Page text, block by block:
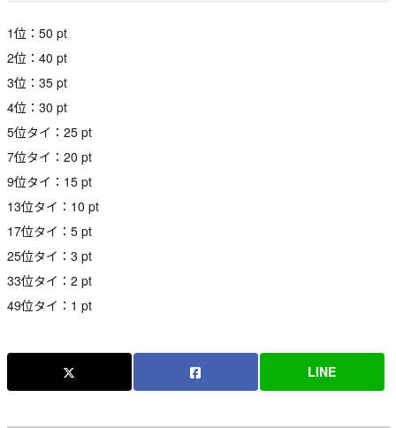
1位：50 pt
2位：40 pt
3位：35 pt
4位：30 pt
5位タイ：25 pt
7位タイ：20 pt
9位タイ：15 pt
13位タイ：10 pt
17位タイ：5 pt
25位タイ：3 pt
33位タイ：2 pt
49位タイ：1 pt
LINE